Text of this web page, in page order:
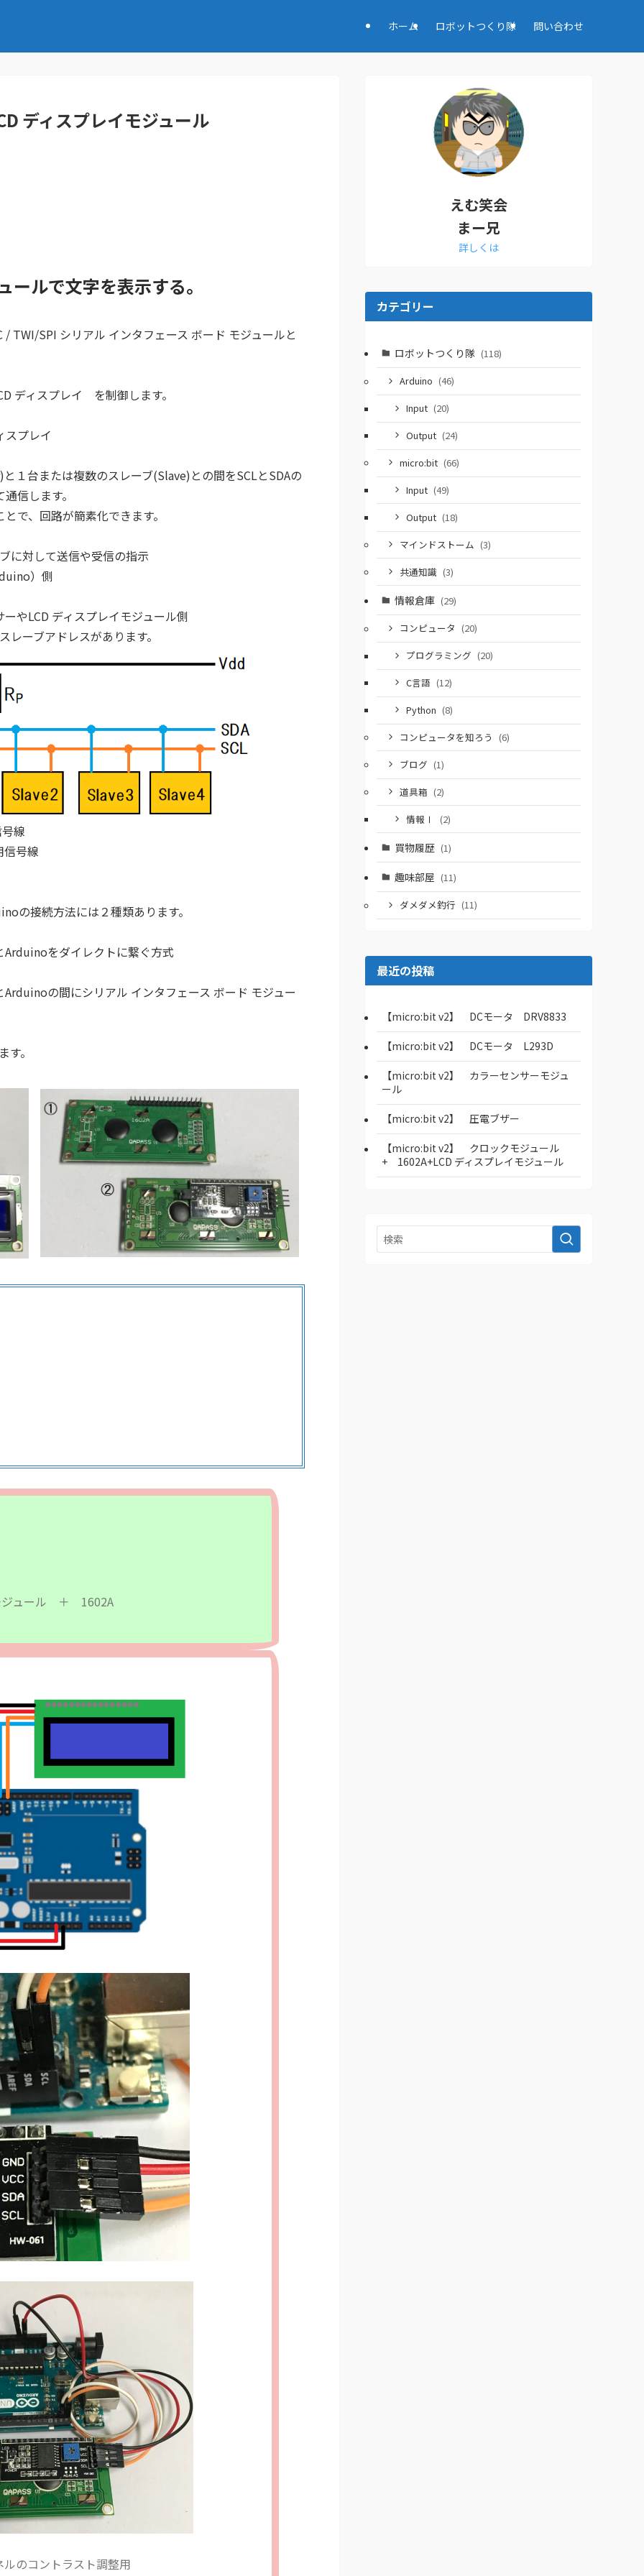
ホーム ロボットつくり隊 問い合わせ
ディスプレイモジュール
ールで文字を表示する。
TWI/SPI シリアル インタフェース ボード モジュールと
ィスプレイ を制御します。
プレイ
台または複数のスレーブ(Slave)との間をSCLとSDAの
信します。
、回路が簡素化できます。
して送信や受信の指示
）側
LCD ディスプレイモジュール側
ドレスがあります。
線
号線
の接続方法には２種類あります。
をダイレクトに繋ぐ方式
の間にシリアル インタフェース ボード モジュー
。
ジュール ＋ 1602A
ントラスト調整用
えむ笑会
まー兄
詳しくは
カテゴリー
ロボットつくり隊 (118)
Arduino (46)
Input (20)
Output (24)
micro:bit (66)
Input (49)
Output (18)
マインドストーム (3)
共通知識 (3)
情報倉庫 (29)
コンピュータ (20)
プログラミング (20)
C言語 (12)
Python (8)
コンピュータを知ろう (6)
ブログ (1)
道具箱 (2)
情報Ⅰ
(2)
買物履歴 (1)
趣味部屋 (11)
ダメダメ釣行 (11)
最近の投稿
【micro:bit v2】 DCモータ DRV8833
【micro:bit v2】 DCモータ L293D
【micro:bit v2】 カラーセンサーモジュ
ール
【micro:bit v2】 圧電ブザー
【micro:bit v2】 クロックモジュール
+ 1602A+LCD ディスプレイモジュール